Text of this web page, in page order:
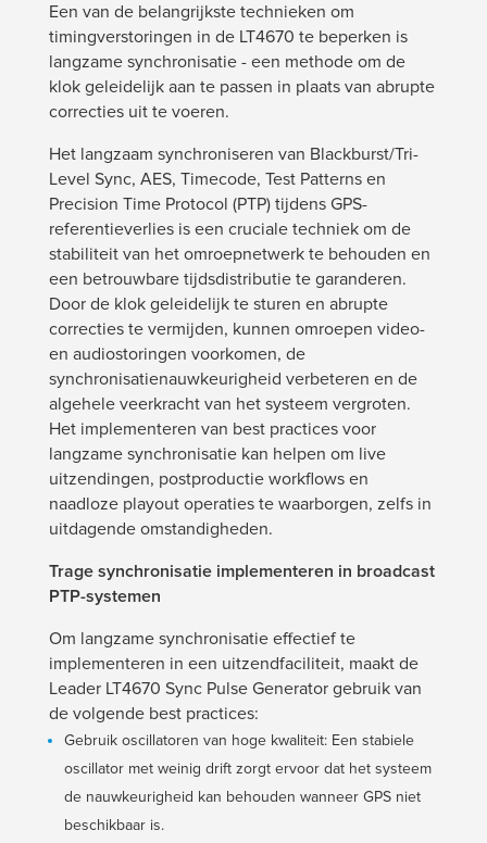
Een van de belangrijkste technieken om
timingverstoringen in de LT4670 te beperken is
langzame synchronisatie - een methode om de
klok geleidelijk aan te passen in plaats van abrupte
correcties uit te voeren.
Het langzaam synchroniseren van Blackburst/Tri-
Level Sync, AES, Timecode, Test Patterns en
Precision Time Protocol (PTP) tijdens GPS-
referentieverlies is een cruciale techniek om de
stabiliteit van het omroepnetwerk te behouden en
een betrouwbare tijdsdistributie te garanderen.
Door de klok geleidelijk te sturen en abrupte
correcties te vermijden, kunnen omroepen video-
en audiostoringen voorkomen, de
synchronisatienauwkeurigheid verbeteren en de
algehele veerkracht van het systeem vergroten.
Het implementeren van best practices voor
langzame synchronisatie kan helpen om live
uitzendingen, postproductie workflows en
naadloze playout operaties te waarborgen, zelfs in
uitdagende omstandigheden.
Trage synchronisatie implementeren in broadcast
PTP-systemen
Om langzame synchronisatie effectief te
implementeren in een uitzendfaciliteit, maakt de
Leader LT4670 Sync Pulse Generator gebruik van
de volgende best practices:
Gebruik oscillatoren van hoge kwaliteit: Een stabiele
oscillator met weinig drift zorgt ervoor dat het systeem
de nauwkeurigheid kan behouden wanneer GPS niet
beschikbaar is.